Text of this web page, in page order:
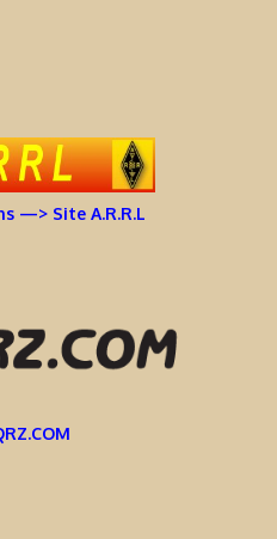
—> Site A.R.R.L